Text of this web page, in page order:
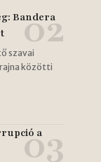
Bandera
szavai
közötti
a